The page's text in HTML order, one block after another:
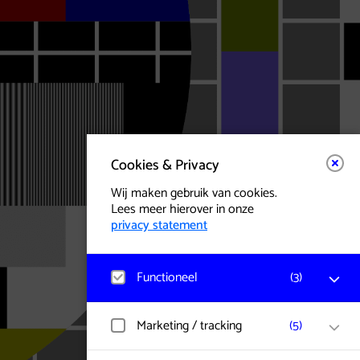
Cookies & Privacy
Wij maken gebruik van cookies.
Lees meer hierover in onze
privacy statement
Functioneel (3)
Matomo
gebruik wordt gemeten en
Marketing / tracking (5)